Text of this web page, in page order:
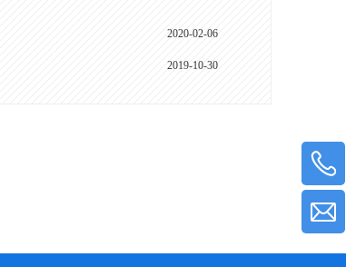
2020-02-06
2019-10-30